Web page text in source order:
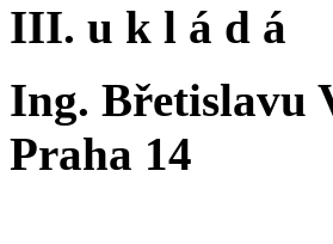
III. u k l á d á
Ing. Břetislavu
Praha 14